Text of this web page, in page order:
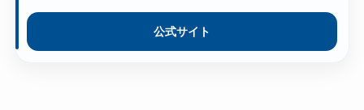
公式サイト